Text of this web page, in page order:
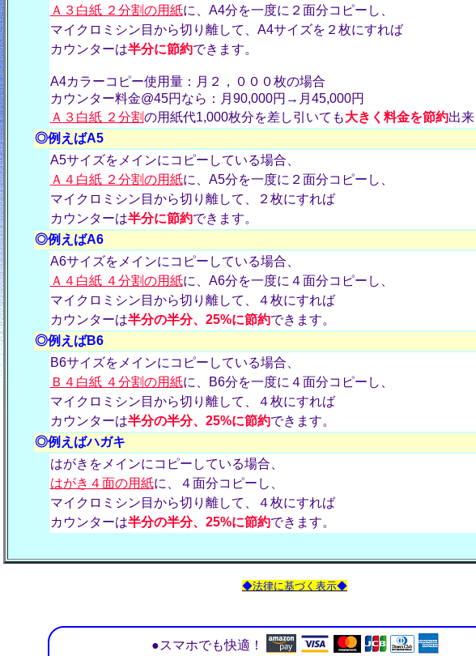
Ａ３白紙 ２分割の用紙に、A4分を一度に２面分コピーし、
マイクロミシン目から切り離して、A4サイズを２枚にすれば
カウンターは半分に節約できます。
A4カラーコピー使用量：月２，０００枚の場合
カウンター料金@45円なら：月90,000円→月45,000円
Ａ３白紙 ２分割の用紙代1,000枚分を差し引いても大きく料金を節約出
◎例えばA5
A5サイズをメインにコピーしている場合、
Ａ４白紙 ２分割の用紙に、A5分を一度に２面分コピーし、
マイクロミシン目から切り離して、２枚にすれば
カウンターは半分に節約できます。
◎例えばA6
A6サイズをメインにコピーしている場合、
Ａ４白紙 ４分割の用紙に、A6分を一度に４面分コピーし、
マイクロミシン目から切り離して、４枚にすれば
カウンターは半分の半分、25%に節約できます。
◎例えばB6
B6サイズをメインにコピーしている場合、
Ｂ４白紙 ４分割の用紙に、B6分を一度に４面分コピーし、
マイクロミシン目から切り離して、４枚にすれば
カウンターは半分の半分、25%に節約できます。
◎例えばハガキ
はがきをメインにコピーしている場合、
はがき４面の用紙に、４面分コピーし、
マイクロミシン目から切り離して、４枚にすれば
カウンターは半分の半分、25%に節約できます。
◆法律に基づく表示◆
●スマホでも快適！